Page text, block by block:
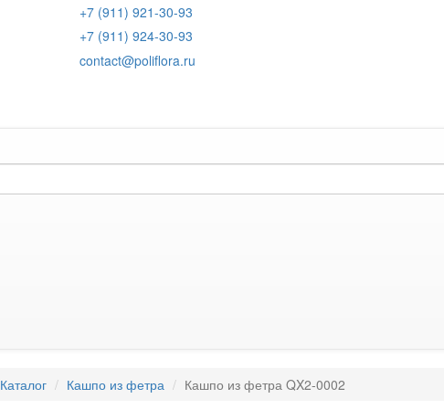
+7 (911) 921-30-93
+7 (911) 924-30-93
contact@poliflora.ru
Каталог Кашпо из фетра Кашпо из фетра QX2-0002